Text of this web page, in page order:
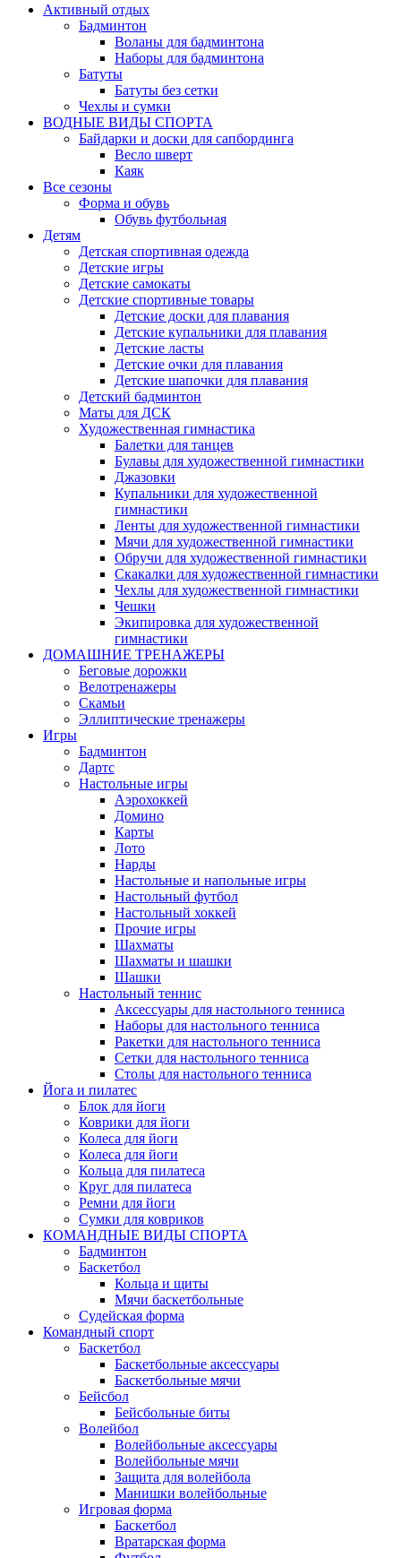
Активный отдых
Бадминтон
Воланы для бадминтона
Наборы для бадминтона
Батуты
Батуты без сетки
Чехлы и сумки
ВОДНЫЕ ВИДЫ СПОРТА
Байдарки и доски для сапбординга
Весло шверт
Каяк
Все сезоны
Форма и обувь
Обувь футбольная
Детям
Детская спортивная одежда
Детские игры
Детские самокаты
Детские спортивные товары
Детские доски для плавания
Детские купальники для плавания
Детские ласты
Детские очки для плавания
Детские шапочки для плавания
Детский бадминтон
Маты для ДСК
Художественная гимнастика
Балетки для танцев
Булавы для художественной гимнастики
Джазовки
Купальники для художественной
гимнастики
Ленты для художественной гимнастики
Мячи для художественной гимнастики
Обручи для художественной гимнастики
Скакалки для художественной гимнастики
Чехлы для художественной гимнастики
Чешки
Экипировка для художественной
гимнастики
ДОМАШНИЕ ТРЕНАЖЕРЫ
Беговые дорожки
Велотренажеры
Скамьи
Эллиптические тренажеры
Игры
Бадминтон
Дартс
Настольные игры
Аэрохоккей
Домино
Карты
Лото
Нарды
Настольные и напольные игры
Настольный футбол
Настольный хоккей
Прочие игры
Шахматы
Шахматы и шашки
Шашки
Настольный теннис
Аксессуары для настольного тенниса
Наборы для настольного тенниса
Ракетки для настольного тенниса
Сетки для настольного тенниса
Столы для настольного тенниса
Йога и пилатес
Блок для йоги
Коврики для йоги
Колеса для йоги
Колеса для йоги
Кольца для пилатеса
Круг для пилатеса
Ремни для йоги
Сумки для ковриков
КОМАНДНЫЕ ВИДЫ СПОРТА
Бадминтон
Баскетбол
Кольца и щиты
Мячи баскетбольные
Судейская форма
Командный спорт
Баскетбол
Баскетбольные аксессуары
Баскетбольные мячи
Бейсбол
Бейсбольные биты
Волейбол
Волейбольные аксессуары
Волейбольные мячи
Защита для волейбола
Манишки волейбольные
Игровая форма
Баскетбол
Вратарская форма